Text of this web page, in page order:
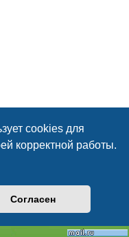
cookies для
корректной работы.
Согласен
Наша команда
Memory Usage: 2.16 МБ | GZIP: Off |
© phpBB Guru, 2004—2026
Powered by
Style byArtodia